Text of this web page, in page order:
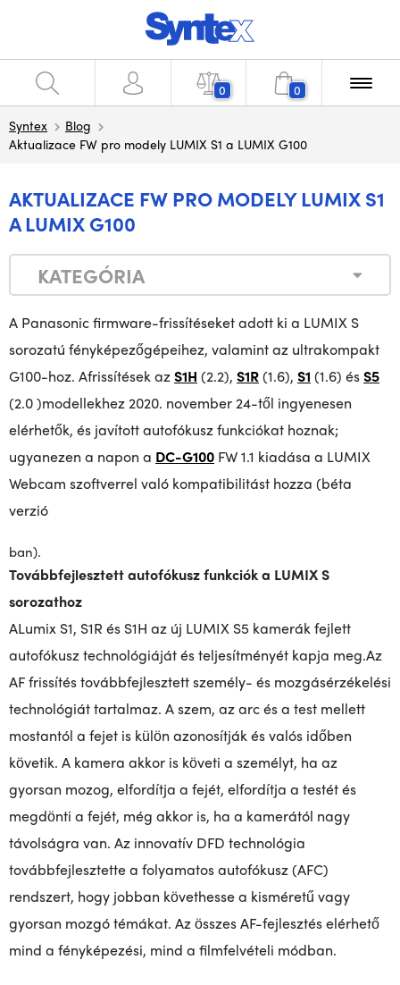
0 0
Syntex
Blog
Aktualizace FW pro modely LUMIX S1 a LUMIX G100
AKTUALIZACE FW PRO MODELY LUMIX S1
A LUMIX G100
KATEGÓRIA
A Panasonic firmware-frissítéseket adott ki a LUMIX S
sorozatú fényképezőgépeihez, valamint az ultrakompakt
G100-hoz. AfrissítésekazS1H (2.2), S1R(1.6), S1 (1.6) ésS5
(2.0)modellekhez2020. november 24-től ingyenesen
elérhetők, és javított autofókusz funkciókat hoznak;
ugyanezen a napon a DC-G100 FW 1.1 kiadása a LUMIX
Webcam szoftverrel való kompatibilitást hozza (béta
verzió
ban).
Továbbfejlesztett autofókusz funkciók a LUMIX S
sorozathoz
ALumix S1, S1R és S1H az új LUMIX S5 kamerák fejlett
autofókusz technológiáját és teljesítményét kapja meg.Az
AF frissítés továbbfejlesztett személy- és mozgásérzékelési
technológiát tartalmaz. A szem, az arc és a test mellett
mostantól a fejet is külön azonosítják és valós időben
követik. A kamera akkor is követi a személyt, ha az
gyorsan mozog, elfordítja a fejét, elfordítja a testét és
megdönti a fejét, még akkor is, ha a kamerától nagy
távolságra van. Az innovatív DFD technológia
továbbfejlesztette a folyamatos autofókusz (AFC)
rendszert, hogy jobban követhesse a kisméretű vagy
gyorsan mozgó témákat. Az összes AF-fejlesztés elérhető
mind a fényképezési, mind a filmfelvételi módban.